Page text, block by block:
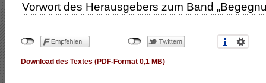
Vorwort des Herausgebers zum Band
Download des Textes (PDF-Format 0,1 MB)